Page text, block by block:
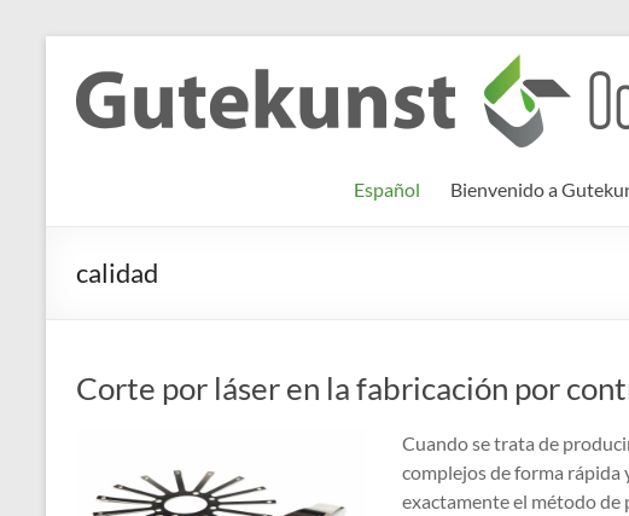
contenido
Gutekunst
Formfedern
Informationen
und
Wissenswertes
Español Bienvenido a
calidad
Corte por láser en la fabricación por
Cuando se trata de
complejos de forma rápida
exactamente el método de